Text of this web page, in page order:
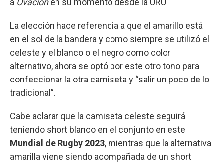
a Ovaciónen su momento desde la URU.
La elección hace referencia a que el amarillo está
en el sol de la bandera y como siempre se utilizó el
celeste y el blanco o el negro como color
alternativo, ahora se optó por este otro tono para
confeccionar la otra camiseta y “salir un poco de lo
tradicional”.
Cabe aclarar que la camiseta celeste seguirá
teniendo short blanco en el conjunto en este
Mundial de Rugby 2023, mientras que la alternativa
amarilla viene siendo acompañada de un short